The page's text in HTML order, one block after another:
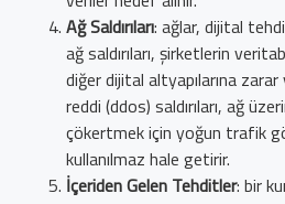
Ağ Saldırıları: ağlar, dijital
ağ saldırıları, şirketlerin
diğer dijital altyapılarına
reddi (ddos) saldırıları, ağ
çökertmek için yoğun trafik
kullanılmaz hale getirir.
İçeriden Gelen Tehditler: bir